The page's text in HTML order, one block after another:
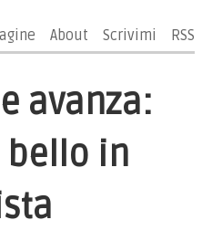
About Scrivimi RSS
avanza:
bello in